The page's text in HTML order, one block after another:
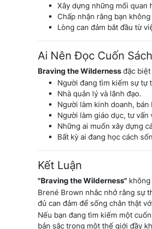
Xây dựng những mối quan
Chấp nhận rằng bạn
Lòng can đảm bắt đầu từ
Ai Nên Đọc Cuốn
Braving the Wilderness đặc
Người đang tìm kiếm sự tự
Nhà quản lý và lãnh đạo.
Người làm kinh doanh, bán
Người làm giáo dục, tư vấn
Những ai muốn xây dựng
Bất kỳ ai đang học cách
Kết Luận
"Braving the Wilderness"
Brené Brown nhắc nhở rằng sự
đủ can đảm để sống chân thật
Nếu bạn đang tìm kiếm một
bản sắc trong một thế giới đầy